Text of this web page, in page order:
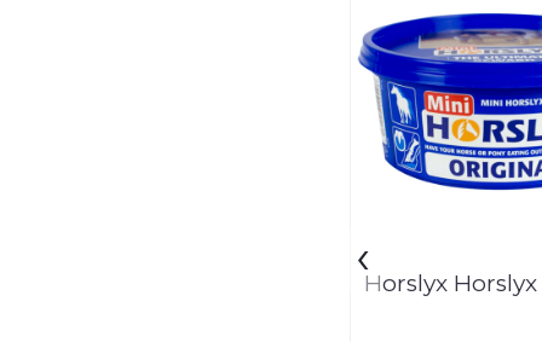
Horslyx
‹